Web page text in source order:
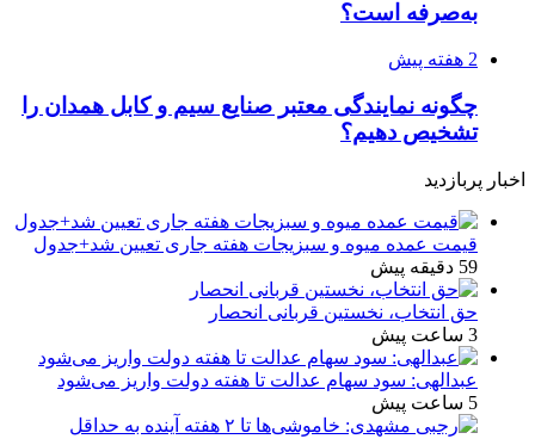
به‌صرفه است؟
2 هفته پیش
چگونه نمایندگی معتبر صنایع سیم و کابل همدان را
تشخیص دهیم؟
اخبار پربازدید
قیمت عمده میوه و سبزیجات هفته جاری تعیین شد+جدول
59 دقیقه پیش
حق انتخاب، نخستین قربانی انحصار
3 ساعت پیش
عبدالهی: سود سهام عدالت تا هفته دولت واریز می‌شود
5 ساعت پیش